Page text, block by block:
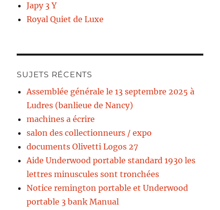
Japy 3 Y
Royal Quiet de Luxe
SUJETS RÉCENTS
Assemblée générale le 13 septembre 2025 à
Ludres (banlieue de Nancy)
machines a écrire
salon des collectionneurs / expo
documents Olivetti Logos 27
Aide Underwood portable standard 1930 les
lettres minuscules sont tronchées
Notice remington portable et Underwood
portable 3 bank Manual